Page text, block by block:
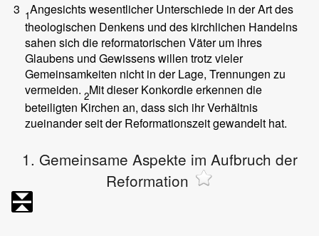
3 1Angesichts wesentlicher Unterschiede in der Art des
theologischen Denkens und des kirchlichen Handelns
sahen sich die reformatorischen Väter um ihres
Glaubens und Gewissens willen trotz vieler
Gemeinsamkeiten nicht in der Lage, Trennungen zu
vermeiden. 2Mit dieser Konkordie erkennen die
beteiligten Kirchen an, dass sich ihr Verhältnis
zueinander seit der Reformationszeit gewandelt hat.
1. Gemeinsame Aspekte im Aufbruch der
Reformation